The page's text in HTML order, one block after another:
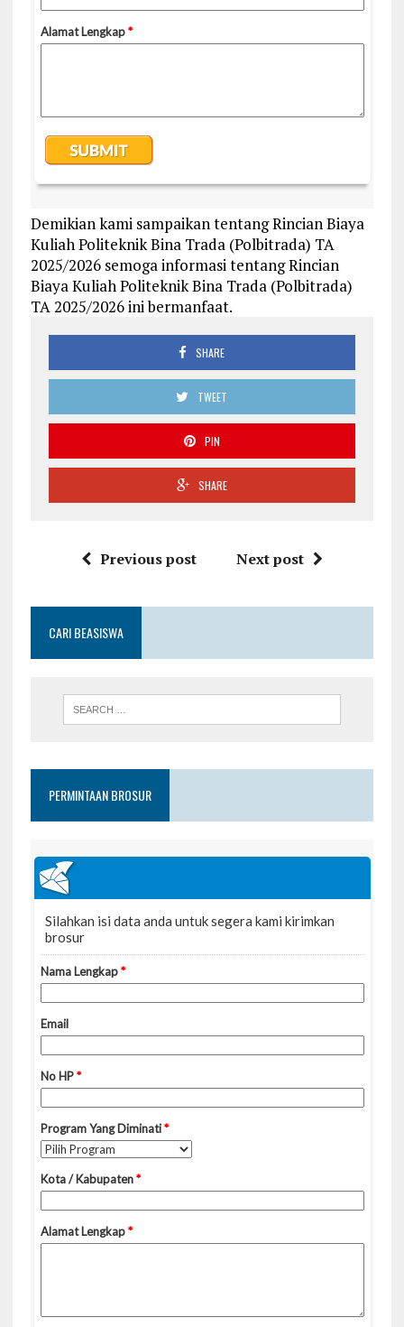
Demikian kami sampaikan tentang Rincian Biaya
Kuliah Politeknik Bina Trada (Polbitrada) TA
2025/2026 semoga informasi tentang Rincian
Biaya Kuliah Politeknik Bina Trada (Polbitrada)
TA 2025/2026 ini bermanfaat.
SHARE
TWEET
PIN
SHARE
Previous post Next post
CARI BEASISWA
PERMINTAAN BROSUR